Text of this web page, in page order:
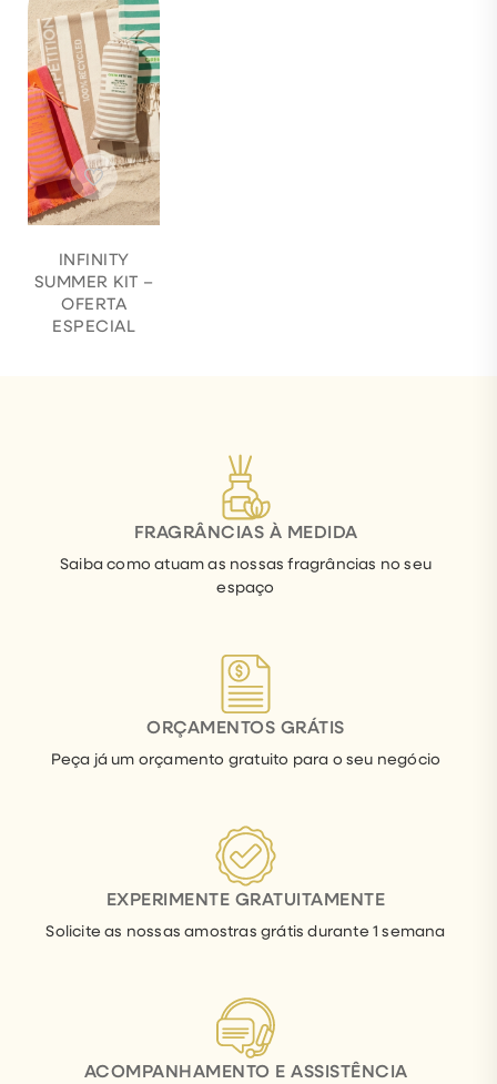
INFINITY
SUMMER KIT –
OFERTA
ESPECIAL
FRAGRÂNCIAS À MEDIDA
Saiba como atuam as nossas fragrâncias no seu
espaço
ORÇAMENTOS GRÁTIS
Peça já um orçamento gratuito para o seu negócio
EXPERIMENTE GRATUITAMENTE
Solicite as nossas amostras grátis durante 1 semana
ACOMPANHAMENTO E ASSISTÊNCIA